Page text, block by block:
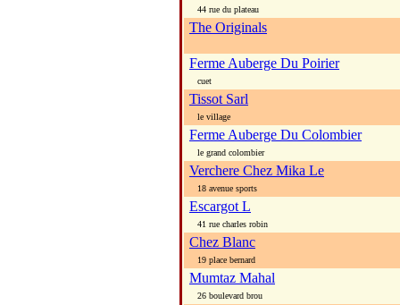
44 rue du plateau
The Originals
Ferme Auberge Du Poirier
cuet
Tissot Sarl
le village
Ferme Auberge Du Colombier
le grand colombier
Verchere Chez Mika Le
18 avenue sports
Escargot L
41 rue charles robin
Chez Blanc
19 place bernard
Mumtaz Mahal
26 boulevard brou